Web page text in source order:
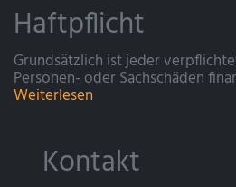
Haftpflicht
Grundsätzlich ist jeder
Personen- oder Sachschäden
Weiterlesen
Kontakt